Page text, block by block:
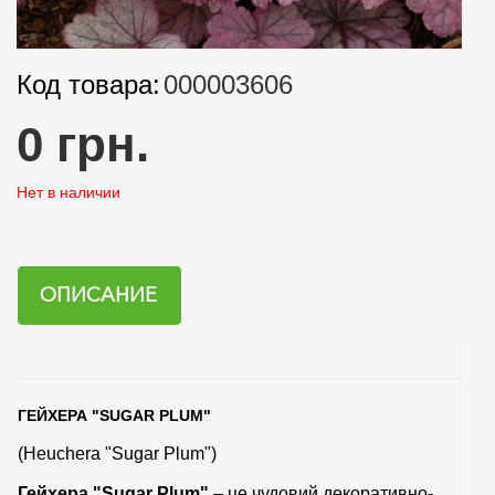
Код товара: 000003606
0 грн.
Нет в наличии
ОПИСАНИЕ
ГЕЙХЕРА "SUGAR PLUM"
(Heuchera "Sugar Plum")